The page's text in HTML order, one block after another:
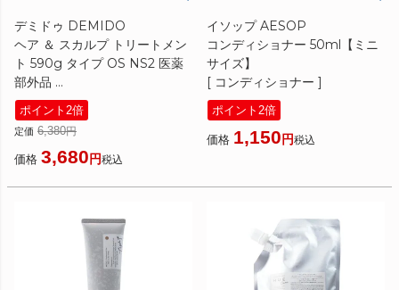
デミドゥ DEMIDO
ヘア ＆ スカルプ トリートメン
ト 590g タイプ OS NS2 医薬
部外品
[ トリートメント ] 2023秋
ポイント2倍
定価 6,380
価格 3,680 税込
イソップ AESOP
コンディショナー 50ml【ミニ
サイズ】
[ コンディショナー ]
ポイント2倍
価格 1,150 税込